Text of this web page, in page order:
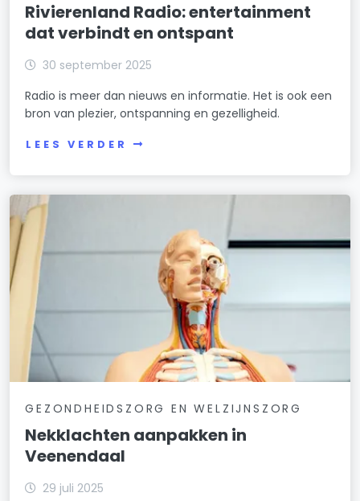
Rivierenland Radio: entertainment
dat verbindt en ontspant
30 september 2025
Radio is meer dan nieuws en informatie. Het is ook een
bron van plezier, ontspanning en gezelligheid.
LEES VERDER
GEZONDHEIDSZORG EN WELZIJNSZORG
Nekklachten aanpakken in
Veenendaal
29 juli 2025